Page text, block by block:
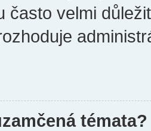
často velmi
témata?